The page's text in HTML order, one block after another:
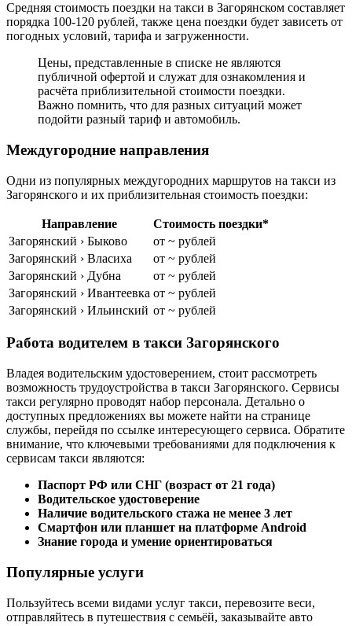
Средняя стоимость поездки на такси в Загорянском составляет
порядка 100-120 рублей, также цена поездки будет зависеть от
погодных условий, тарифа и загруженности.
Цены, представленные в списке не являются
публичной офертой и служат для ознакомления и
расчёта приблизительной стоимости поездки.
Важно помнить, что для разных ситуаций может
подойти разный тариф и автомобиль.
Междугородние направления
Одни из популярных междугородних маршрутов на такси из
Загорянского и их приблизительная стоимость поездки:
Направление
Стоимость поездки*
Загорянский › Быково
от ~ рублей
Загорянский › Власиха
от ~ рублей
Загорянский › Дубна
от ~ рублей
Загорянский › Ивантеевка от ~ рублей
Загорянский › Ильинский от ~ рублей
Работа водителем в такси Загорянского
Владея водительским удостоверением, стоит рассмотреть
возможность трудоустройства в такси Загорянского. Сервисы
такси регулярно проводят набор персонала. Детально о
доступных предложениях вы можете найти на странице
службы, перейдя по ссылке интересующего сервиса. Обратите
внимание, что ключевыми требованиями для подключения к
сервисам такси являются:
Паспорт РФ или СНГ (возраст от 21 года)
Водительское удостоверение
Наличие водительского стажа не менее 3 лет
Смартфон или планшет на платформе Android
Знание города и умение ориентироваться
Популярные услуги
Пользуйтесь всеми видами услуг такси, перевозите веси,
отправляйтесь в путешествия с семьёй, заказывайте авто